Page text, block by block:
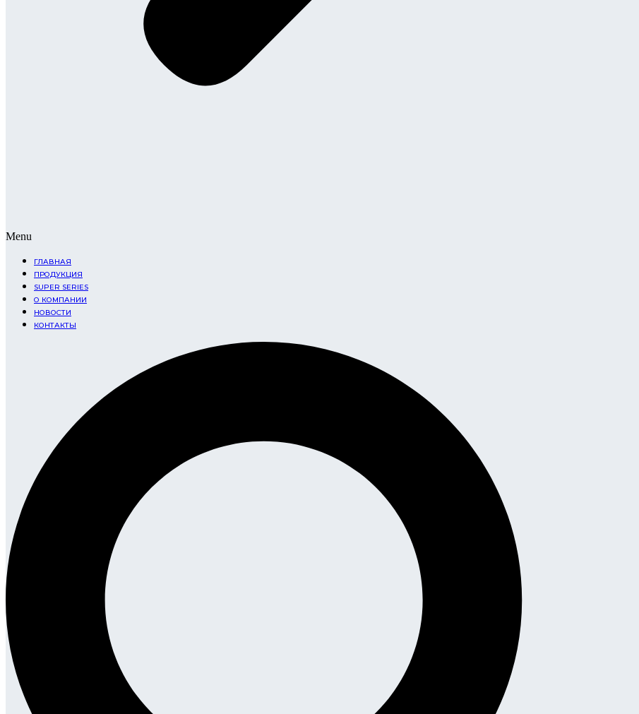
Menu
ГЛАВНАЯ
ПРОДУКЦИЯ
SUPER SERIES
О КОМПАНИИ
НОВОСТИ
КОНТАКТЫ